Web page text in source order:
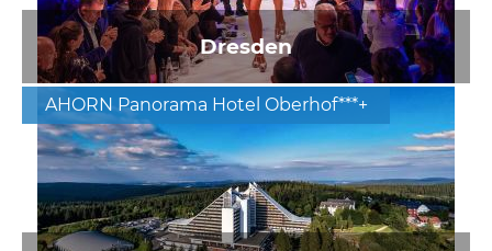
Dresden
AHORN Panorama Hotel Oberhof***+